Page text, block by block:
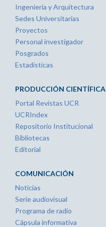
Ingeniería y Arquitectura
Sedes Universitarias
Proyectos
Personal investigador
Posgrados
Estadísticas
PRODUCCIÓN CIENTÍFICA
Portal Revistas UCR
UCRIndex
Repositorio Institucional
Bibliotecas
Editorial
COMUNICACIÓN
Noticias
Serie audiovisual
Programa de radio
Cápsula informativa